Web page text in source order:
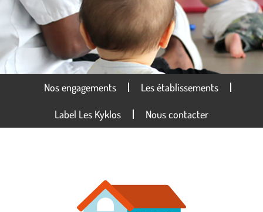
Nos engagements Les établissements
Label Les Kyklos Nous contacter